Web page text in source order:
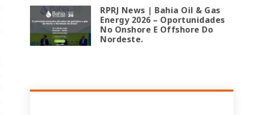
RPRJ News | Bahia Oil & Gas
Energy 2026 – Oportunidades
No Onshore E Offshore Do
Nordeste.